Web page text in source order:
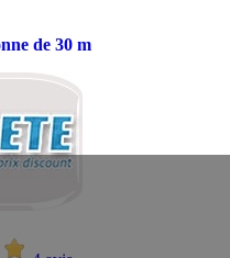
de 30 m